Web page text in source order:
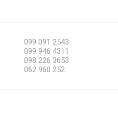
099 091 2543
099 946 4311
098 226 3653
062 960 252